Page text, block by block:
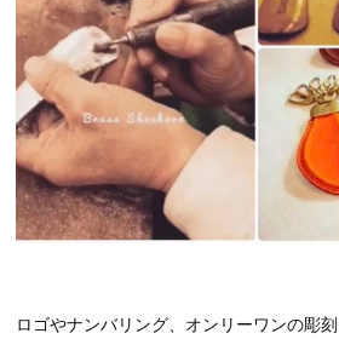
ロゴやナンバリング、オンリーワンの彫